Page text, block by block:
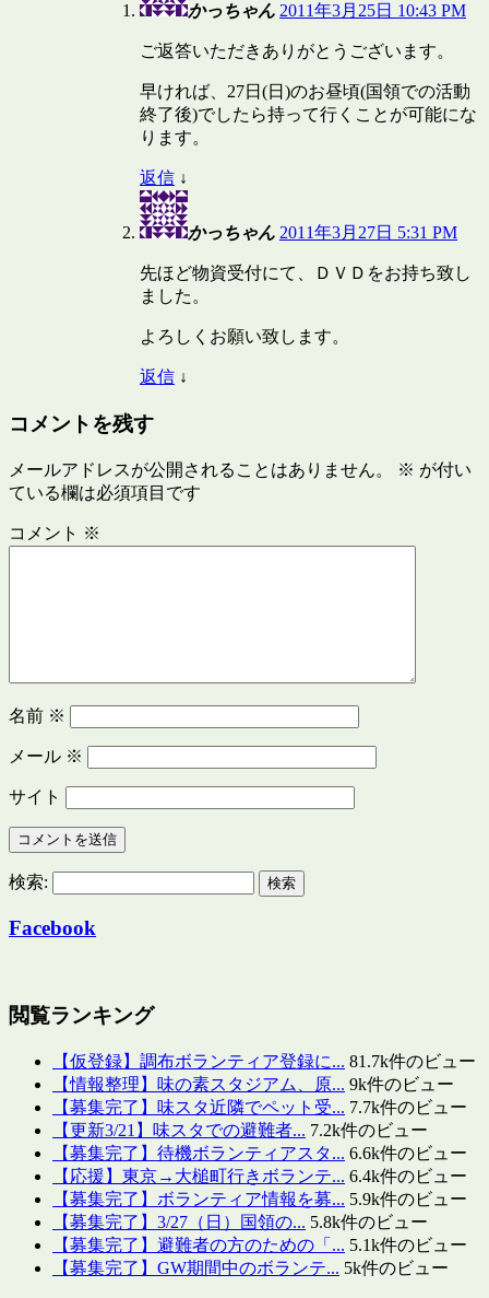
かっちゃん 2011年3月25日 10:43 PM
ご返答いただきありがとうございます。
早ければ、27日(日)のお昼頃(国領での活動
終了後)でしたら持って行くことが可能にな
ります。
返信 ↓
かっちゃん 2011年3月27日 5:31 PM
先ほど物資受付にて、ＤＶＤをお持ち致し
ました。
よろしくお願い致します。
返信 ↓
コメントを残す
メールアドレスが公開されることはありません。 ※ が付い
ている欄は必須項目です
コメント ※
名前 ※
メール ※
サイト
検索:
Facebook
閲覧ランキング
【仮登録】調布ボランティア登録に... 81.7k件のビュー
【情報整理】味の素スタジアム、原... 9k件のビュー
【募集完了】味スタ近隣でペット受... 7.7k件のビュー
【更新3/21】味スタでの避難者... 7.2k件のビュー
【募集完了】待機ボランティアスタ... 6.6k件のビュー
【応援】東京→大槌町行きボランテ... 6.4k件のビュー
【募集完了】ボランティア情報を募... 5.9k件のビュー
【募集完了】3/27（日）国領の... 5.8k件のビュー
【募集完了】避難者の方のための「... 5.1k件のビュー
【募集完了】GW期間中のボランテ... 5k件のビュー